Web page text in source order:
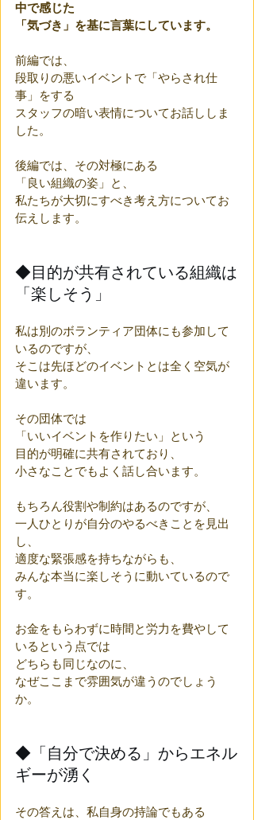
中で感じた
「気づき」を基に言葉にしています。
前編では、
段取りの悪いイベントで「やらされ仕
事」をする
スタッフの暗い表情についてお話ししま
した。
後編では、その対極にある
「良い組織の姿」と、
私たちが大切にすべき考え方についてお
伝えします。
◆目的が共有されている組織は
「楽しそう」
私は別のボランティア団体にも参加して
いるのですが、
そこは先ほどのイベントとは全く空気が
違います。
その団体では
「いいイベントを作りたい」という
目的が明確に共有されており、
小さなことでもよく話し合います。
もちろん役割や制約はあるのですが、
一人ひとりが自分のやるべきことを見出
し、
適度な緊張感を持ちながらも、
みんな本当に楽しそうに動いているので
す。
お金をもらわずに時間と労力を費やして
いるという点では
どちらも同じなのに、
なぜここまで雰囲気が違うのでしょう
か。
◆「自分で決める」からエネル
ギーが湧く
その答えは、私自身の持論でもある